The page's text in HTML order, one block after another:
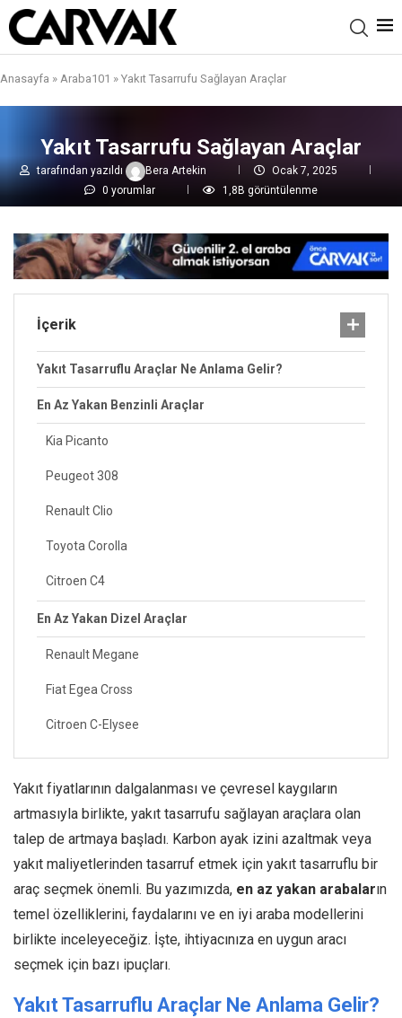
Anasayfa » Araba101 » Yakıt Tasarrufu Sağlayan Araçlar
Yakıt Tasarrufu Sağlayan Araçlar
tarafından yazıldı Bera Artekin
Ocak 7, 2025
0 yorumlar
1,8B görüntülenme
İçerik
Yakıt Tasarruflu Araçlar Ne Anlama Gelir?
En Az Yakan Benzinli Araçlar
Kia Picanto
Peugeot 308
Renault Clio
Toyota Corolla
Citroen C4
En Az Yakan Dizel Araçlar
Renault Megane
Fiat Egea Cross
Citroen C-Elysee
Yakıt fiyatlarının dalgalanması ve çevresel kaygıların
artmasıyla birlikte, yakıt tasarrufu sağlayan araçlara olan
talep de artmaya başladı. Karbon ayak izini azaltmak veya
yakıt maliyetlerinden tasarruf etmek için yakıt tasarruflu bir
araç seçmek önemli. Bu yazımızda, en az yakan arabaların
temel özelliklerini, faydalarını ve en iyi araba modellerini
birlikte inceleyeceğiz. İşte, ihtiyacınıza en uygun aracı
seçmek için bazı ipuçları.
Yakıt Tasarruflu Araçlar Ne Anlama Gelir?